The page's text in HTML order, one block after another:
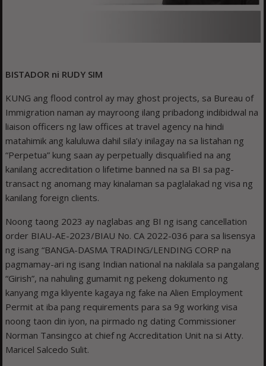
BISTADOR ni RUDY SIM
KUNG ang flood control ay may ghost projects, sa Bureau of
Immigration naman ay mayroong ilang pribadong indibidwal na
liaison officers ng law offices at travel agency na hindi
matahimik ang kaluluwa dahil sila’y inilagay na sa listahan ng
“Perpetua” kung saan ay perpetually disqualified na ang
kanilang accreditation o lifetime banned na sa BI sa pag-
transact ng anomang may kinalaman sa paglalakad ng visa ng
kanilang foreign clients.
Noong taong 2023 ay naglabas ang BI ng isang cancellation
order BIAU-AE-2023/BIAU No. CA 2022-036 para sa lisensya
ng isang “BANGA-DASMA TRADING/LENDING CORP na
pagmamay-ari ng isang Indian national na nakilala sa pangalang
“Girish”, na nahuling gumamit ng pekeng dokumento ng
kanyang mga kliyente kagaya ng fake na Alien Employment
Permit at iba pang requirements para sa 9g working visa
noong taon din iyon, na pirmado ng dating Commissioner
Norman Tansingco at chief ng Accreditation Unit na si Atty.
Maricel Salcedo Sulit.